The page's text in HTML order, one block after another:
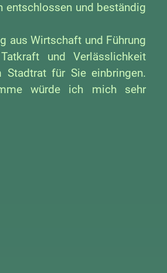
entschlossen und beständig
aus Wirtschaft und Führung
und Verlässlichkeit
für Sie einbringen.
würde ich mich sehr